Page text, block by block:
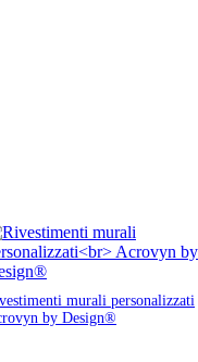
murali personalizzati
by Design®